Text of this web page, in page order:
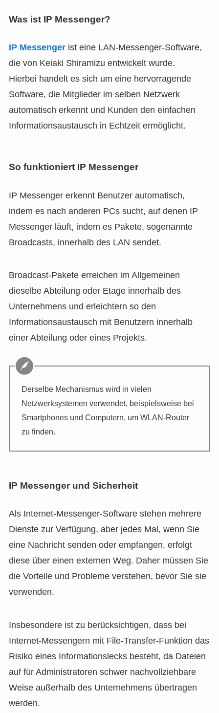
Was ist IP Messenger?
IP Messengerist eine LAN-Messenger-Software,
die von Keiaki Shiramizu entwickelt wurde.
Hierbei handelt es sich um eine hervorragende
Software, die Mitglieder im selben Netzwerk
automatisch erkennt und Kunden den einfachen
Informationsaustausch in Echtzeit ermöglicht.
So funktioniert IP Messenger
IP Messenger erkennt Benutzer automatisch,
indem es nach anderen PCs sucht, auf denen IP
Messenger läuft, indem es Pakete, sogenannte
Broadcasts, innerhalb des LAN sendet.
Broadcast-Pakete erreichen im Allgemeinen
dieselbe Abteilung oder Etage innerhalb des
Unternehmens und erleichtern so den
Informationsaustausch mit Benutzern innerhalb
einer Abteilung oder eines Projekts.
Derselbe Mechanismus wird in vielen
Netzwerksystemen verwendet, beispielsweise bei
Smartphones und Computern, um WLAN-Router
zu finden.
IP Messenger und Sicherheit
Als Internet-Messenger-Software stehen mehrere
Dienste zur Verfügung, aber jedes Mal, wenn Sie
eine Nachricht senden oder empfangen, erfolgt
diese über einen externen Weg. Daher müssen Sie
die Vorteile und Probleme verstehen, bevor Sie sie
verwenden.
Insbesondere ist zu berücksichtigen, dass bei
Internet-Messengern mit File-Transfer-Funktion das
Risiko eines Informationslecks besteht, da Dateien
auf für Administratoren schwer nachvollziehbare
Weise außerhalb des Unternehmens übertragen
werden.